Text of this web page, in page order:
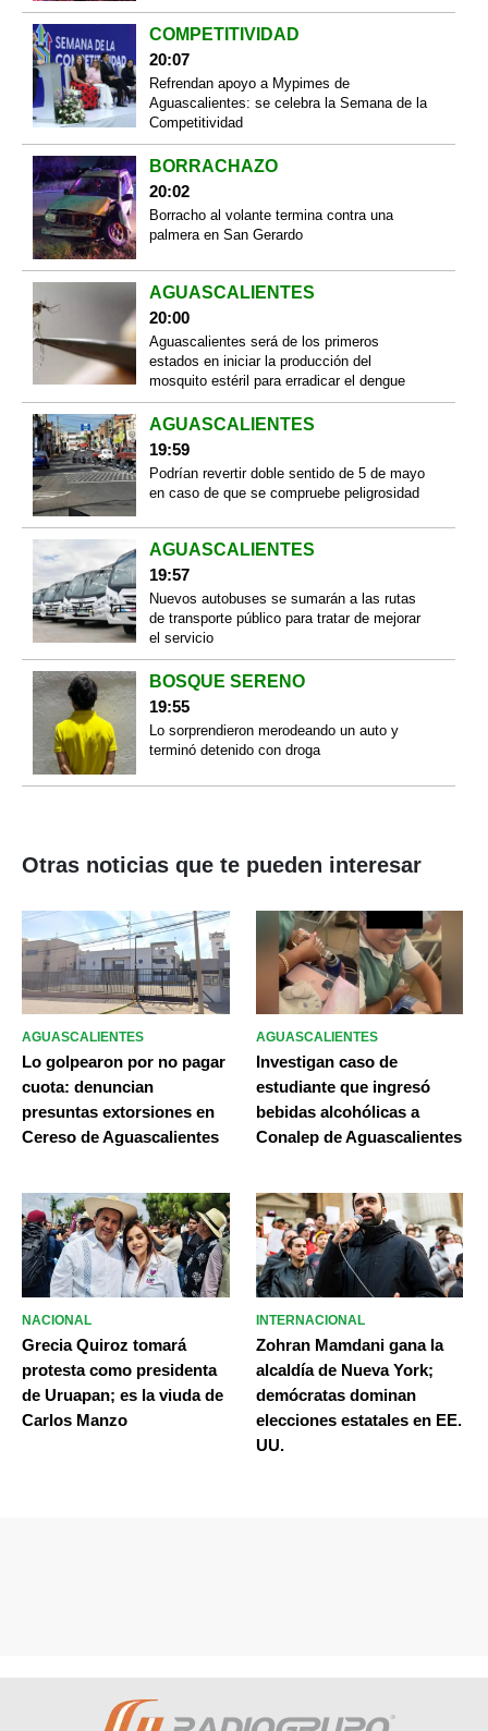
COMPETITIVIDAD
20:07
Refrendan apoyo a Mypimes de
Aguascalientes: se celebra la Semana de la
Competitividad
BORRACHAZO
20:02
Borracho al volante termina contra una
palmera en San Gerardo
AGUASCALIENTES
20:00
Aguascalientes será de los primeros
estados en iniciar la producción del
mosquito estéril para erradicar el dengue
AGUASCALIENTES
19:59
Podrían revertir doble sentido de 5 de mayo
en caso de que se compruebe peligrosidad
AGUASCALIENTES
19:57
Nuevos autobuses se sumarán a las rutas
de transporte público para tratar de mejorar
el servicio
BOSQUE SERENO
19:55
Lo sorprendieron merodeando un auto y
terminó detenido con droga
Otras noticias que te pueden interesar
AGUASCALIENTES
Lo golpearon por no pagar
cuota: denuncian
presuntas extorsiones en
Cereso de Aguascalientes
AGUASCALIENTES
Investigan caso de
estudiante que ingresó
bebidas alcohólicas a
Conalep de Aguascalientes
NACIONAL
Grecia Quiroz tomará
protesta como presidenta
de Uruapan; es la viuda de
Carlos Manzo
INTERNACIONAL
Zohran Mamdani gana la
alcaldía de Nueva York;
demócratas dominan
elecciones estatales en EE.
UU.